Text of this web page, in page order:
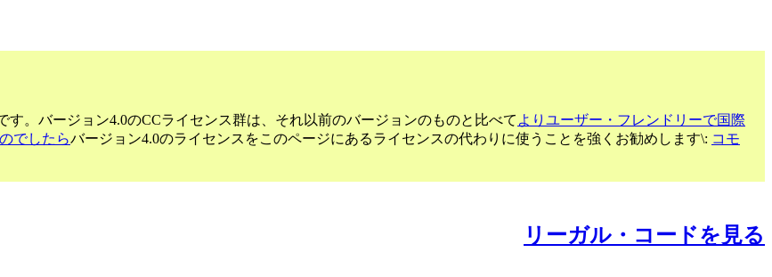
。バージョン4.0のCCライセンス群は、それ以前のバージョンのものと比べて よりユーザー・フレンドリーで国際
でしたらバージョン4.0のライセンスをこのページにあるライセンスの代わりに使うことを強くお勧めします\: コモ
リーガル・コードを見る